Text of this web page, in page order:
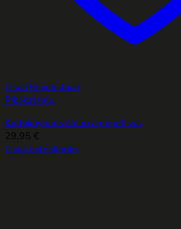
Lisää toivelistaan
Pikakatselu
Kultaköynnös Neon amppelissa
29,95 €
Lisää ostoskoriin